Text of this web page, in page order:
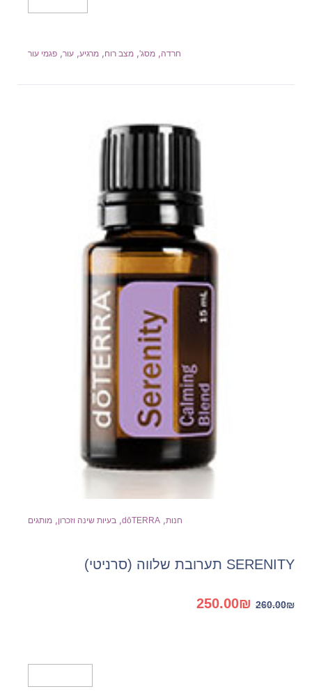
חרדה, מסג', מצב רוח, מרגיע, עור, פגמי עור
חנות,
dōTERRA
, בעיות שינה וזכרון, מותגים
SERENITY תערובת שלווה (סרניטי)
260.00₪
המחיר
250.00₪